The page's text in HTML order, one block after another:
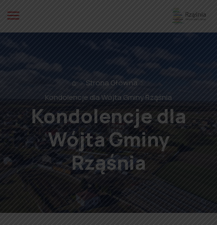
⌂
Strona Główna
Kondolencje dla Wójta Gminy Rząśnia
Kondolencje dla
Wójta Gminy
Rząśnia